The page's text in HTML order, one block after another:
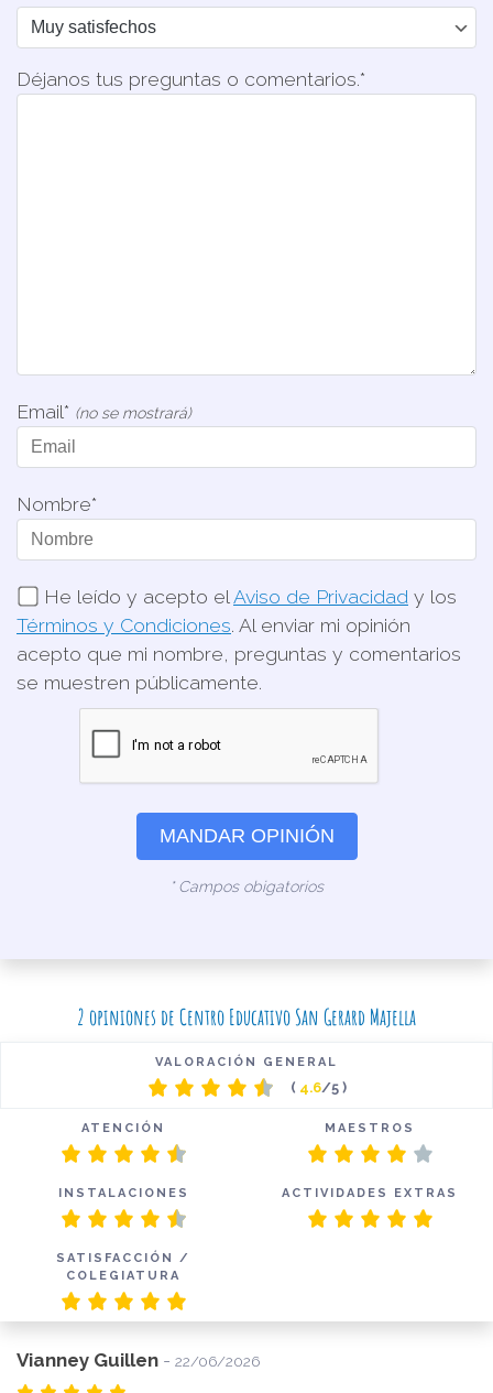
Déjanos tus preguntas o comentarios.*
Email* (no se mostrará)
Nombre*
He leído y acepto el Aviso de Privacidad y los
Términos y Condiciones. Al enviar mi opinión
acepto que mi nombre, preguntas y comentarios
se muestren públicamente.
MANDAR OPINIÓN
* Campos obigatorios
2 opiniones de Centro Educativo San Gerard Majella
VALORACIÓN GENERAL
( 4.6/5 )
ATENCIÓN MAESTROS
INSTALACIONES ACTIVIDADES EXTRAS
SATISFACCIÓN /
COLEGIATURA
Vianney Guillen - 22/06/2026